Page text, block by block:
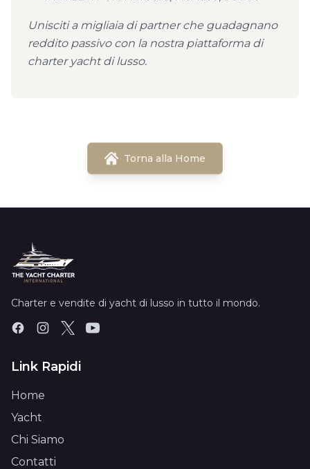
Unisciti a migliaia di partner che guadagnano
reddito passivo con la nostra piattaforma di
charter yacht di lusso.
Torna alla Home
Charter e vendite di yacht di lusso in tutto il mondo.
Link Rapidi
Home
Yacht
Chi Siamo
Contatti